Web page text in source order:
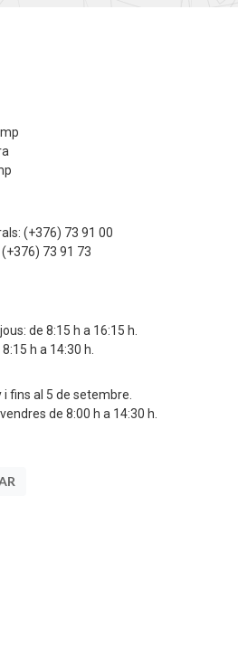
(+376) 73 91 00
(+376) 73 91 73
de 8:15 h a 16:15 h.
h a 14:30 h.
i fins al 5 de setembre.
de 8:00 h a 14:30 h.